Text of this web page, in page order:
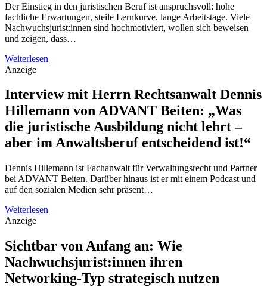
Der Einstieg in den juristischen Beruf ist anspruchsvoll: hohe
fachliche Erwartungen, steile Lernkurve, lange Arbeitstage. Viele
Nachwuchsjurist:innen sind hochmotiviert, wollen sich beweisen
und zeigen, dass…
Weiterlesen
Anzeige
Interview mit Herrn Rechtsanwalt Dennis
Hillemann von ADVANT Beiten: „Was
die juristische Ausbildung nicht lehrt –
aber im Anwaltsberuf entscheidend ist!“
Dennis Hillemann ist Fachanwalt für Verwaltungsrecht und Partner
bei ADVANT Beiten. Darüber hinaus ist er mit einem Podcast und
auf den sozialen Medien sehr präsent…
Weiterlesen
Anzeige
Sichtbar von Anfang an: Wie
Nachwuchsjurist:innen ihren
Networking-Typ strategisch nutzen